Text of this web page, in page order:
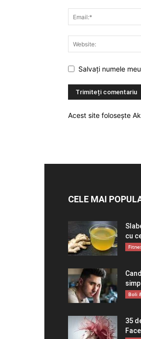
Salvați numele
Acest site folosește
CELE MAI
cu
Boli
35